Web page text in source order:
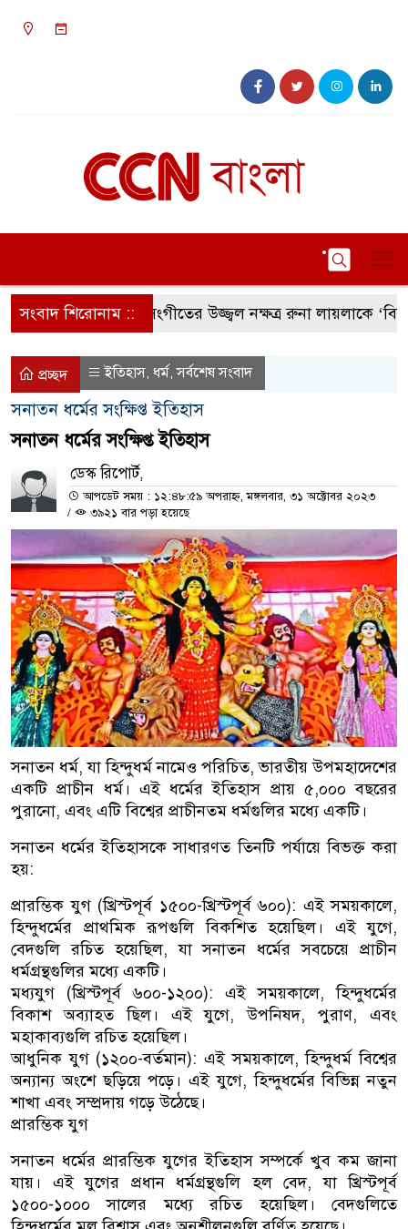
সংবাদ শিরোনাম ::সংগীতের উজ্জ্বল নক্ষত্র রুনা লায়লাকে ‘বিশেষ
প্রচ্ছদ ইতিহাস, ধর্ম,সর্বশেষ সংবাদ
সনাতন ধর্মের সংক্ষিপ্ত ইতিহাস
সনাতন ধর্মের সংক্ষিপ্ত ইতিহাস
ডেস্ক রিপোর্ট,
আপডেট সময় : ১২:৪৮:৫৯ অপরাহ্ন, মঙ্গলবার, ৩১ অক্টোবর ২০২৩
/
৩৯২১ বার পড়া হয়েছে
সনাতন ধর্ম, যা হিন্দুধর্ম নামেও পরিচিত, ভারতীয় উপমহাদেশের
একটি প্রাচীন ধর্ম। এই ধর্মের ইতিহাস প্রায় ৫,০০০ বছরের
পুরানো, এবং এটি বিশ্বের প্রাচীনতম ধর্মগুলির মধ্যে একটি।
সনাতন ধর্মের ইতিহাসকে সাধারণত তিনটি পর্যায়ে বিভক্ত করা
হয়:
প্রারম্ভিক যুগ (খ্রিস্টপূর্ব ১৫০০-খ্রিস্টপূর্ব ৬০০): এই সময়কালে,
হিন্দুধর্মের প্রাথমিক রূপগুলি বিকশিত হয়েছিল। এই যুগে,
বেদগুলি রচিত হয়েছিল, যা সনাতন ধর্মের সবচেয়ে প্রাচীন
ধর্মগ্রন্থগুলির মধ্যে একটি।
মধ্যযুগ (খ্রিস্টপূর্ব ৬০০-১২০০): এই সময়কালে, হিন্দুধর্মের
বিকাশ অব্যাহত ছিল। এই যুগে, উপনিষদ, পুরাণ, এবং
মহাকাব্যগুলি রচিত হয়েছিল।
আধুনিক যুগ (১২০০-বর্তমান): এই সময়কালে, হিন্দুধর্ম বিশ্বের
অন্যান্য অংশে ছড়িয়ে পড়ে। এই যুগে, হিন্দুধর্মের বিভিন্ন নতুন
শাখা এবং সম্প্রদায় গড়ে উঠেছে।
প্রারম্ভিক যুগ
সনাতন ধর্মের প্রারম্ভিক যুগের ইতিহাস সম্পর্কে খুব কম জানা
যায়। এই যুগের প্রধান ধর্মগ্রন্থগুলি হল বেদ, যা খ্রিস্টপূর্ব
১৫০০-১০০০ সালের মধ্যে রচিত হয়েছিল। বেদগুলিতে